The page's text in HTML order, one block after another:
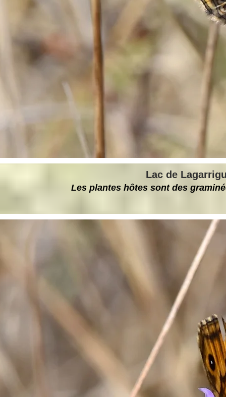
Lac de
Les plantes hôtes sont des